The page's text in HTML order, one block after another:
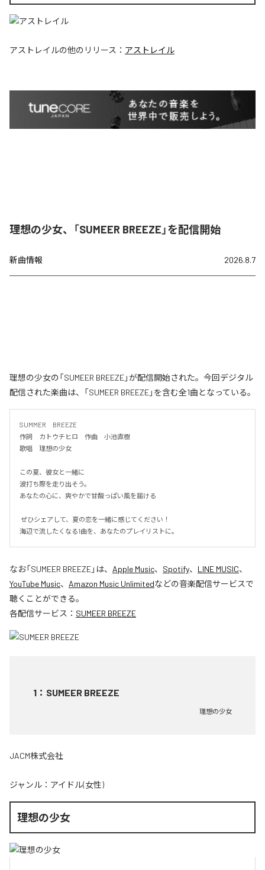
アストレイルの他のリリース： アストレイル
理想の少女、「SUMEER BREEZE」を配信開始
新曲情報 2026.8.7
理想の少女の「SUMEER BREEZE」が配信開始された。今回デジタル
配信された楽曲は、「SUMEER BREEZE」を含む全1曲となっている。
SUMMER　BREEZE
作詞　カトウチヒロ　作曲　小池直樹
歌唱　理想の少女
この夏、彼女と一緒に
波打ち際を走り出そう。
あなたの心に、爽やかで甘酸っぱい風を届ける
海辺で流したくなる1曲を、あなたのプレイリストに。
なお「SUMEER BREEZE」は、 Apple Music、 Spotify、 LINE MUSIC、
YouTube Music、 Amazon Music Unlimitedなどの音楽配信サービスで
聴くことができる。
各配信サービス： SUMEER BREEZE
1 ： SUMEER BREEZE
理想の少女
JACM株式会社
ジャンル： アイドル(女性)
理想の少女